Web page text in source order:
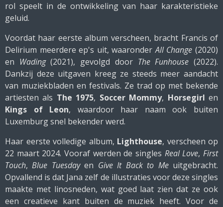
rol speelt in de ontwikkeling van haar karakteristieke
geluid.
Voordat haar eerste album verscheen, bracht Francis of
Delirium meerdere ep's uit, waaronderAll Change (2020)
en Wading(2021), gevolgd door The Funhouse (2022).
Dankzij deze uitgaven kreeg ze steeds meer aandacht
van muziekbladen en festivals. Ze trad op met bekende
artiesten als The 1975, Soccer Mommy, Horsegirl en
Kings of Leon, waardoor haar naam ook buiten
Luxemburg snel bekender werd.
Haar eerste volledige album, Lighthouse, verscheen op
22 maart 2024. Vooraf werden de singles Real Love,First
Touch,Blue Tuesdayen Give It Back to Meuitgebracht.
Opvallend is dat Jana zelf de illustraties voor deze singles
maakte met linosneden, wat goed laat zien dat ze ook
een creatieve kant buiten de muziek heeft. Voor de